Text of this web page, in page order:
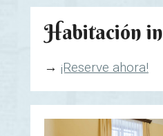
Habitación
→ ¡Reserve ahora!